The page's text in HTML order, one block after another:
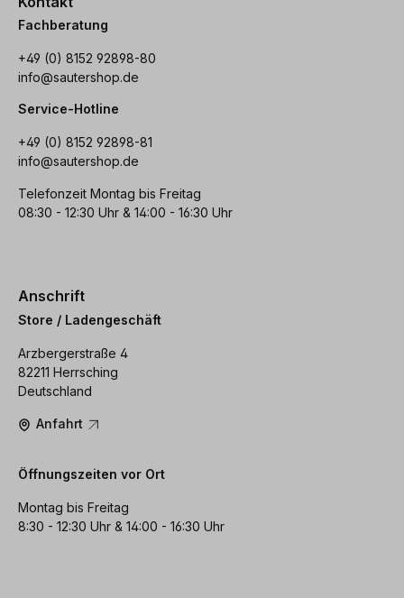
Fachberatung
+49 (0) 8152 92898-80
info@sautershop.de
Service-Hotline
+49 (0) 8152 92898-81
info@sautershop.de
Telefonzeit Montag bis Freitag
08:30 - 12:30 Uhr & 14:00 - 16:30 Uhr
Anschrift
Store / Ladengeschäft
Arzbergerstraße 4
82211 Herrsching
Deutschland
Anfahrt
Öffnungszeiten vor Ort
Montag bis Freitag
8:30 - 12:30 Uhr & 14:00 - 16:30 Uhr